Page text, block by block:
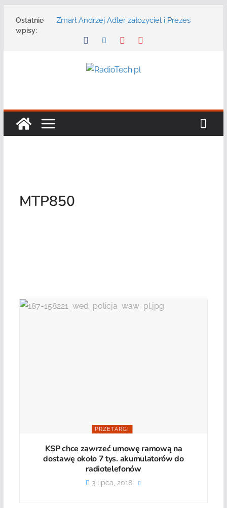
Ostatnie
wpisy:
Zmarł Andrzej Adler założyciel i Prezes
Radmor – największy polski producent
DGT wraz z partnerami zaprasza na
konferencję: „Bezpieczeństwo,
bezpieczeństwa publicznego usługę
MTP850
PRZETARGI
KSP chce zawrzeć umowę ramową na
dostawę około 7 tys. akumulatorów do
radiotelefonów
3 lipca, 2018